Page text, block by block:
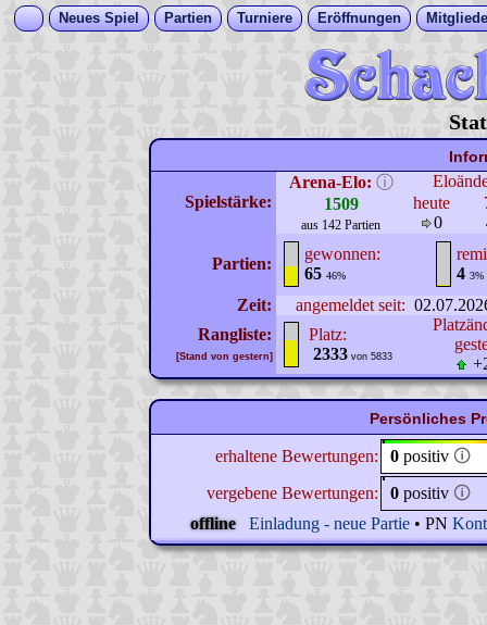
Neues Spiel Partien Turniere Eröffnungen
Spielstärke:
Arena-Elo: ⓘ
1509
aus 142 Partien
heute
0
Partien:
gewonnen:
65 46%
4 3%
Zeit: angemeldet seit:
Rangliste:
[Stand von gestern]
Platz:
2333 von 5833
Persönliches
erhaltene Bewertungen: 0 positiv 🛈
vergebene Bewertungen:
0 positiv 🛈
offline
Einladung - neue Partie • PN